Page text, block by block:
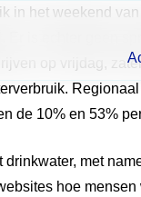
in het weekend
is echter geen
op vrijdag,
de 10% en 53%
met
hoe mensen